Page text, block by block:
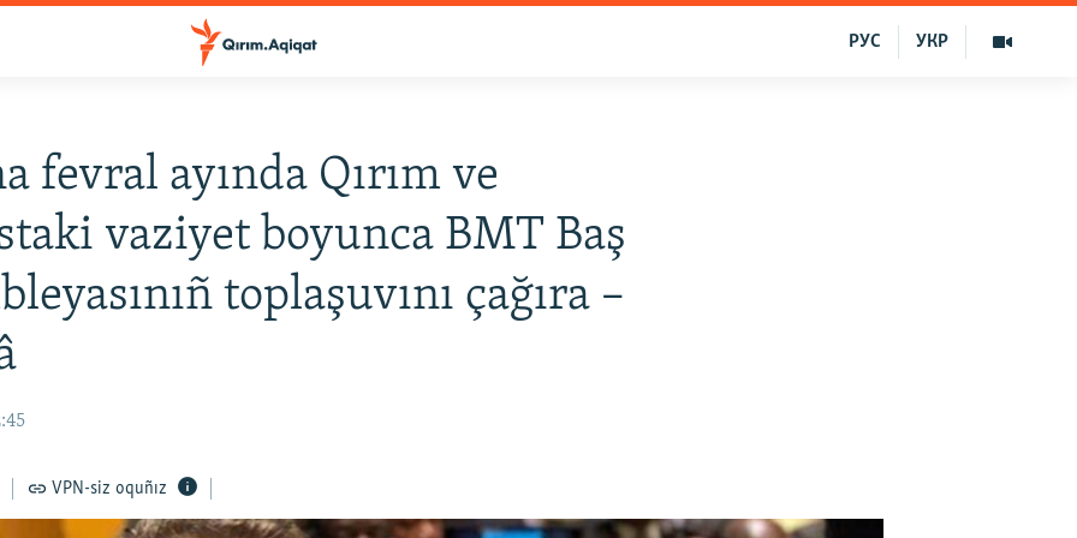
УКР
РУС
fevral ayında Qırım ve
vaziyet boyunca BMT Baş
toplaşuvını çağıra –
VPN-siz oquñız